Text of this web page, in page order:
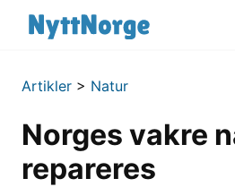
Artikler > Natur
Norges vakre
repareres